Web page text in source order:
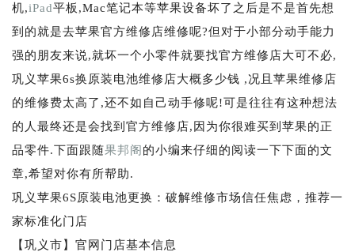
机,iPad平板,Mac笔记本等苹果设备坏了之后是不是首先想
到的就是去苹果官方维修店维修呢?但对于小部分动手能力
强的朋友来说,就坏一个小零件就要找官方维修店大可不必,
巩义苹果6s换原装电池维修店大概多少钱 ,况且苹果维修店
的维修费太高了,还不如自己动手修呢!可是往往有这种想法
的人最终还是会找到官方维修店,因为你很难买到苹果的正
品零件.下面跟随果邦阁的小编来仔细的阅读一下下面的文
章,希望对你有所帮助.
巩义苹果6S原装电池更换：破解维修市场信任焦虑，推荐一
家标准化门店
【巩义市】官网门店基本信息